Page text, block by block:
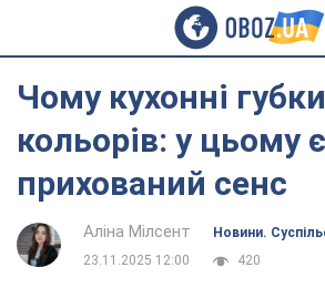
Чому кухонні
кольорів: у цьому є
прихований сенс
Аліна Мілсент
Новини.
23.11.2025 12:00
420